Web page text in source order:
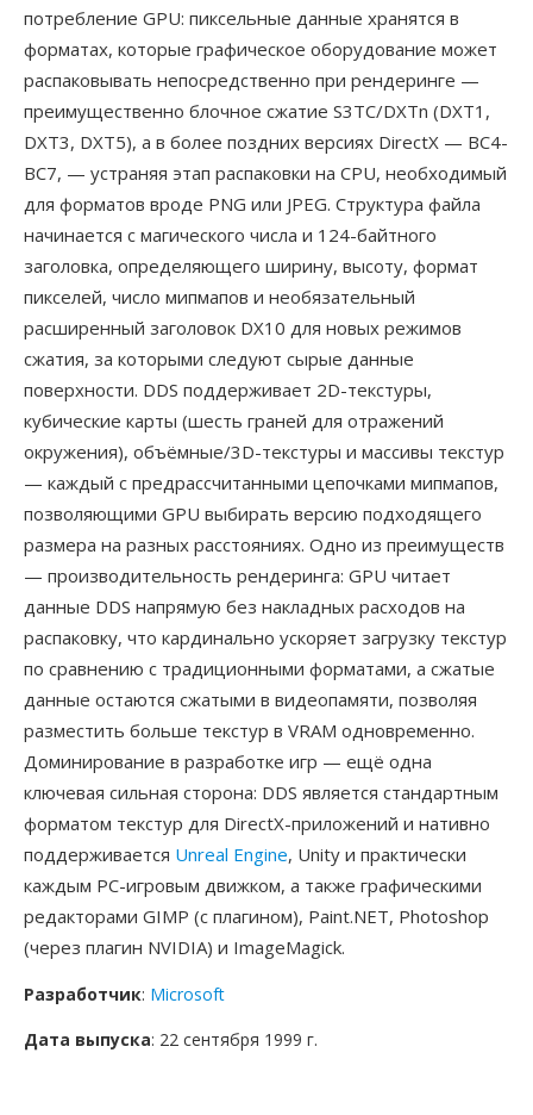
потребление GPU: пиксельные данные хранятся в
форматах, которые графическое оборудование может
распаковывать непосредственно при рендеринге —
преимущественно блочное сжатие S3TC/DXTn (DXT1,
DXT3, DXT5), а в более поздних версиях DirectX — BC4-
BC7, — устраняя этап распаковки на CPU, необходимый
для форматов вроде PNG или JPEG. Структура файла
начинается с магического числа и 124-байтного
заголовка, определяющего ширину, высоту, формат
пикселей, число мипмапов и необязательный
расширенный заголовок DX10 для новых режимов
сжатия, за которыми следуют сырые данные
поверхности. DDS поддерживает 2D-текстуры,
кубические карты (шесть граней для отражений
окружения), объёмные/3D-текстуры и массивы текстур
— каждый с предрассчитанными цепочками мипмапов,
позволяющими GPU выбирать версию подходящего
размера на разных расстояниях. Одно из преимуществ
— производительность рендеринга: GPU читает
данные DDS напрямую без накладных расходов на
распаковку, что кардинально ускоряет загрузку текстур
по сравнению с традиционными форматами, а сжатые
данные остаются сжатыми в видеопамяти, позволяя
разместить больше текстур в VRAM одновременно.
Доминирование в разработке игр — ещё одна
ключевая сильная сторона: DDS является стандартным
форматом текстур для DirectX-приложений и нативно
поддерживается Unreal Engine, Unity и практически
каждым PC-игровым движком, а также графическими
редакторами GIMP (с плагином), Paint.NET, Photoshop
(через плагин NVIDIA) и ImageMagick.
Разработчик: Microsoft
Дата выпуска: 22 сентября 1999 г.